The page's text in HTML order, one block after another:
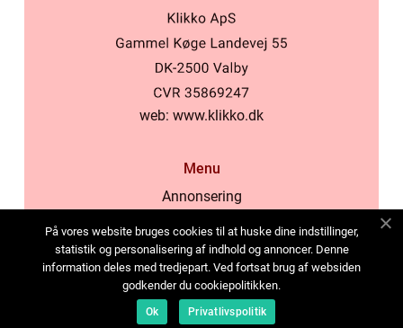
web: www.klikko.dk
Menu
Annonsering
Cookies
Kontakta oss
Sitemap
På vores website bruges cookies til at huske dine indstillinger,
statistik og personalisering af indhold og annoncer. Denne
information deles med tredjepart. Ved fortsat brug af websiden
godkender du cookiepolitikken.
Ok Privatlivspolitik